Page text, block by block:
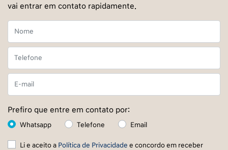
vai entrar em contato rapidamente.
Prefiro que entre em contato por:
Whatsapp Telefone Email
Li e aceito a Política de Privacidade e concordo em receber